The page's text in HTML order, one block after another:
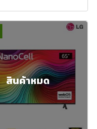
สินค้าหมด